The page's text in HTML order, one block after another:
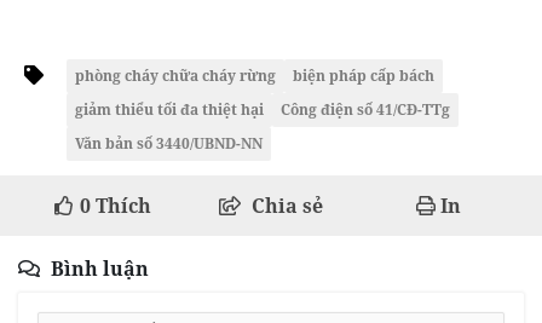
phòng cháy chữa cháy rừng
biện pháp cấp bách
giảm thiểu tối đa thiệt hại
Công điện số 41/CĐ-TTg
Văn bản số 3440/UBND-NN
0Thích Chia sẻ In
Bình luận